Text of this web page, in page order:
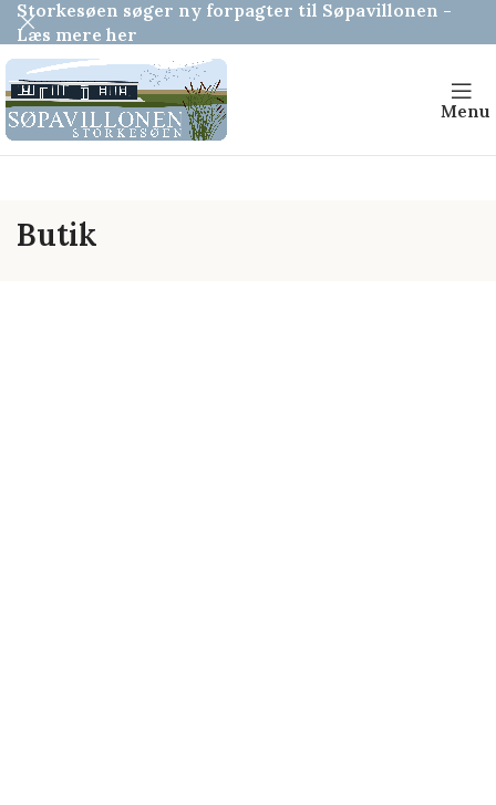
Menu
Butik
Storkesøen søger ny forpagter til Søpavillonen -
Læs mere her